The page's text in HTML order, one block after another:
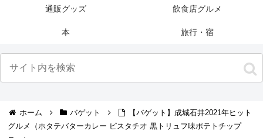
通販グッズ 飲食店グルメ
本 旅行・宿
ホーム バゲット
【バゲット】成城石井2021年ヒット
グルメ（ホタテバターカレー ピスタチオ 黒トリュフ味ポテトチップ